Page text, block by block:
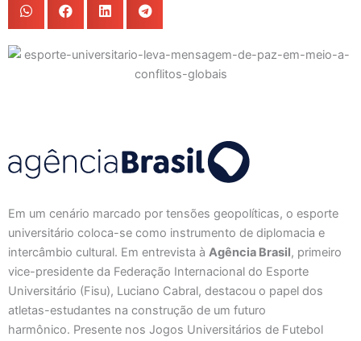
Em um cenário marcado por tensões geopolíticas, o esporte
universitário coloca-se como instrumento de diplomacia e
intercâmbio cultural. Em entrevista à Agência Brasil, primeiro
vice-presidente da Federação Internacional do Esporte
Universitário (Fisu), Luciano Cabral, destacou o papel dos
atletas-estudantes na construção de um futuro
harmônico. Presente nos Jogos Universitários de Futebol